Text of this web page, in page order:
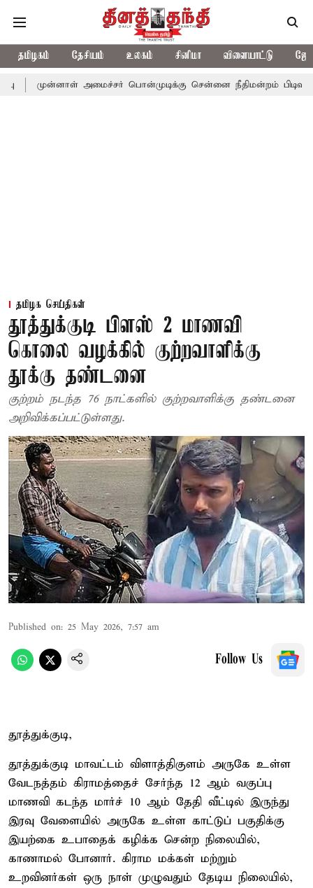
தமிழகம் தேசியம் உலகம் சினிமா விளையாட்டு
அமைச்சர் பொன்முடிக்கு சென்னை நீதிமன்றம் பிடிவாராண்ட்
தமிழக செய்திகள்
தூத்துக்குடி பிளஸ் 2 மாணவி
கொலை வழக்கில் குற்றவாளிக்கு
தூக்கு தண்டனை
குற்றம் நடந்த 76 நாட்களில் குற்றவாளிக்கு தண்டனை
அறிவிக்கப்பட்டுள்ளது.
Published on: 25 May 2026, 7:57 am
Follow Us
தூத்துக்குடி,
தூத்துக்குடி மாவட்டம் விளாத்திகுளம் அருகே உள்ள
வேடநத்தம் கிராமத்தைச் சேர்ந்த 12 ஆம் வகுப்பு
மாணவி கடந்த மார்ச் 10 ஆம் தேதி வீட்டில் இருந்து
இரவு வேளையில் அருகே உள்ள காட்டுப் பகுதிக்கு
இயற்கை உபாதைக் கழிக்க சென்ற நிலையில்,
காணாமல் போனார். கிராம மக்கள் மற்றும்
உறவினர்கள் ஒரு நாள் முழுவதும் தேடிய நிலையில்,